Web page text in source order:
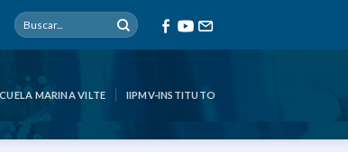
MARINA VILTE IIPMV-INSTITUTO